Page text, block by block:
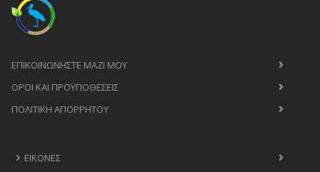
ΕΠΙΚΟΙΝΩΝΉΣΤΕ ΜΑΖΊ ΜΟΥ
ΟΡΟΙ ΚΑΙ ΠΡΟΫΠΟΘΈΣΕΙΣ
ΠΟΛΙΤΙΚΉ ΑΠΟΡΡΉΤΟΥ
ΕΙΚΌΝΕΣ